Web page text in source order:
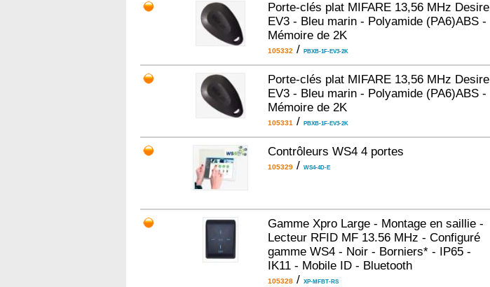
Porte-clés plat MIFARE 13,56 MHz Desire
EV3 - Bleu marin - Polyamide (PA6)ABS -
Mémoire de 2K
105332/ PBXB-1F-EV3-2K
Porte-clés plat MIFARE 13,56 MHz Desire
EV3 - Bleu marin - Polyamide (PA6)ABS -
Mémoire de 2K
105331/ PBXB-1F-EV3-2K
Contrôleurs WS4 4 portes
105329/ WS4-4D-E
Gamme Xpro Large - Montage en saillie -
Lecteur RFID MF 13.56 MHz - Configuré
gamme WS4 - Noir - Borniers* - IP65 -
IK11 - Mobile ID - Bluetooth
105328/ XP-MFBT-RS